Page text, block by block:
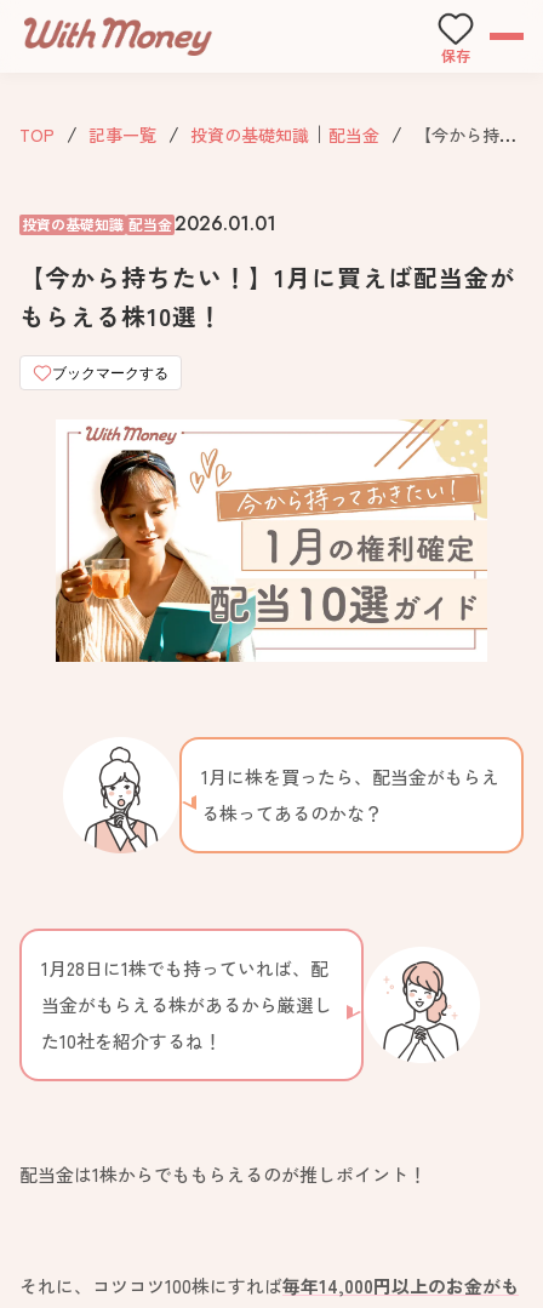
保存
TOP 記事一覧 投資の基礎知識 ｜配当金 【今から持ちたい！】1月に買えば配当金がもらえる株10選！
投資の基礎知識 配当金2026.01.01
【今から持ちたい！】1月に買えば配当金が
もらえる株10選！
ブックマークする
1月に株を買ったら、配当金がもらえ
る株ってあるのかな？
1月28日に1株でも持っていれば、配
当金がもらえる株があるから厳選し
た10社を紹介するね！
配当金は1株からでももらえるのが推しポイント！
それに、コツコツ100株にすれば毎年14,000円以上のお金がも